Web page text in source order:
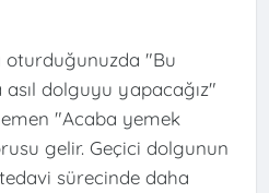
"Bu
dolguyu yapacağız"
"Acaba yemek
gelir. Geçici dolgunun
sürecinde daha